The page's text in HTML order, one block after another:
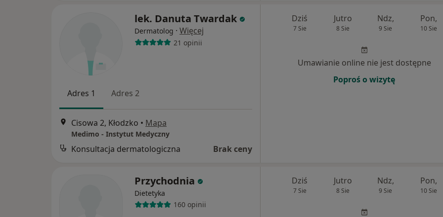
lek. Danuta Twardak
Dermatolog · Więcej
21 opinii
Adres 1 Adres 2
Cisowa 2, Kłodzko • Mapa
Medimo - Instytut Medyczny
Konsultacja dermatologiczna Brak ceny
Dziś
7 Sie
Jutro
8 Sie
Ndz,
9 Sie
Pon,
10 Sie
Umawianie online nie jest dostępne
Poproś o wizytę
Przychodnia
Dietetyka
160 opinii
Dziś
7 Sie
Jutro
8 Sie
Ndz,
9 Sie
Pon,
10 Sie